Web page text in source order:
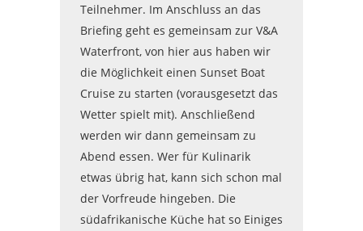
Teilnehmer. Im Anschluss an das
Briefing geht es gemeinsam zur V&A
Waterfront, von hier aus haben wir
die Möglichkeit einen Sunset Boat
Cruise zu starten (vorausgesetzt das
Wetter spielt mit). Anschließend
werden wir dann gemeinsam zu
Abend essen. Wer für Kulinarik
etwas übrig hat, kann sich schon mal
der Vorfreude hingeben. Die
südafrikanische Küche hat so Einiges